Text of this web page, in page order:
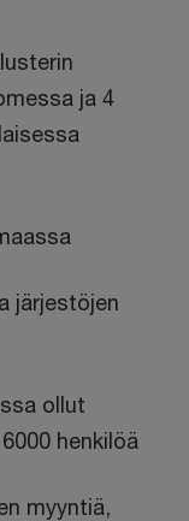
ja 4
järjestöjen
ollut
henkilöä
myyntiä,